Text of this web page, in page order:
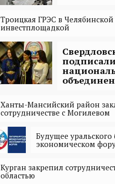
Троицкая ГРЭС в Челябинской
инвестплощадкой
Ханты-Мансийский район
сотрудничестве с Могилевом
Будущее
экономическом
Курган закрепил
областью